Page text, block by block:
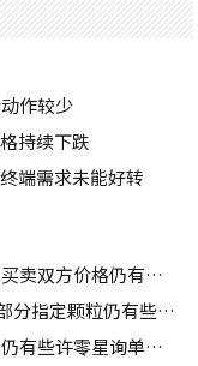
作较少
持续下跌
端需求未能好转
【深圳】仅在部分指定料号有零星询单，买卖双方价格仍有差距
【香港】买家问价动作断断续续，DDR4部分指定颗粒仍有些许询单
【台湾地区】市场氛围以观望为主，买方仍有些许零星询单释出